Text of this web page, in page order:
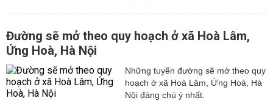
Đường sẽ mở theo quy hoạch ở xã Hoà Lâm,
Ứng Hoà, Hà Nội
Những tuyến đường sẽ mở theo quy
hoạch ở xã Hoà Lâm, Ứng Hoà, Hà
Nội đáng chú ý nhất.